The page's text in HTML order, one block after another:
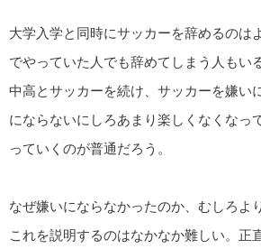
大学入学と同時にサッカーを辞めるのは
でやっていた人でも辞めてしまう人もい
中高とサッカーを続け、サッカーを嫌い
にならないにしろあまり楽しくなくなっ
っていくのが普通だろう。
なぜ嫌いにならなかったのか、むしろよ
これを説明するのはなかなか難しい。正